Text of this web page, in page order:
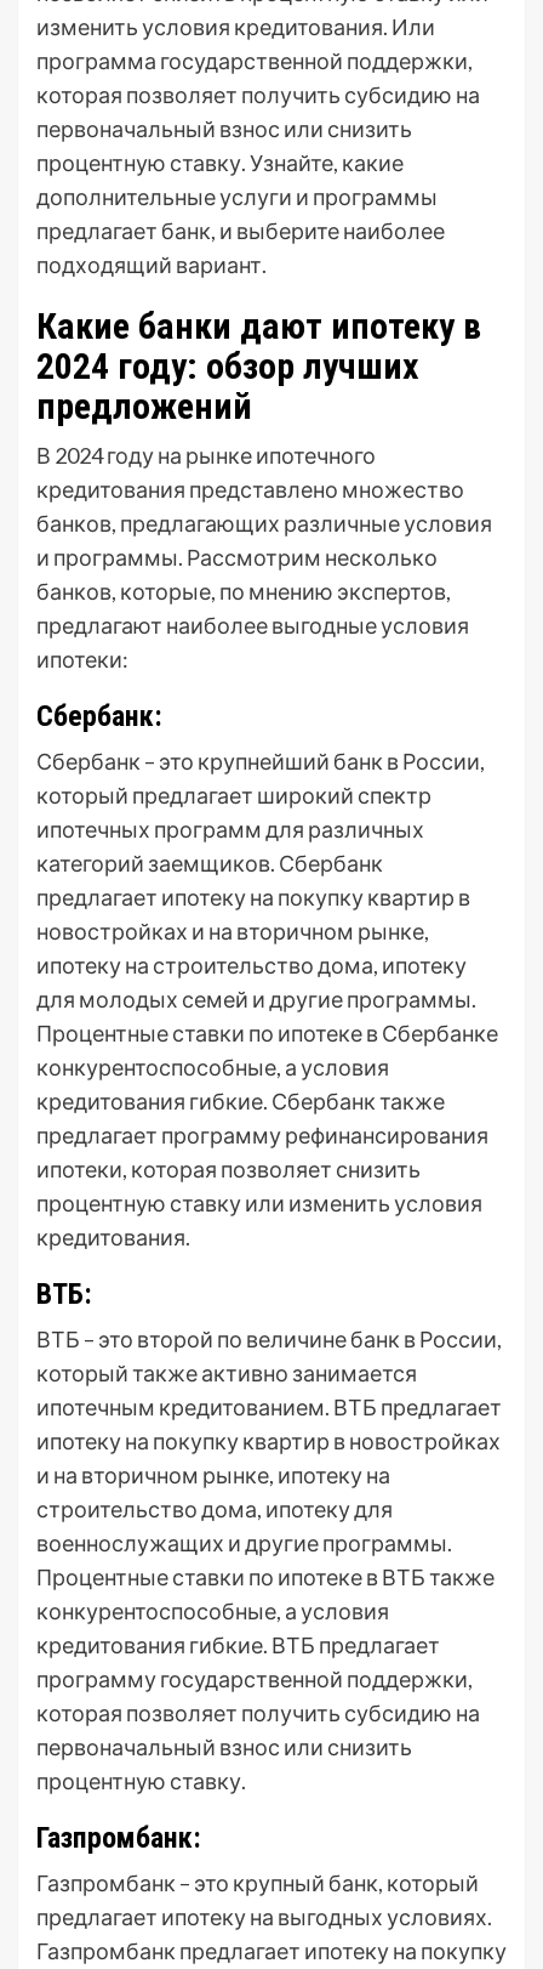
изменить условия кредитования. Или
программа государственной поддержки,
которая позволяет получить субсидию на
первоначальный взнос или снизить
процентную ставку. Узнайте, какие
дополнительные услуги и программы
предлагает банк, и выберите наиболее
подходящий вариант.
Какие банки дают ипотеку в
2024 году: обзор лучших
предложений
В 2024 году на рынке ипотечного
кредитования представлено множество
банков, предлагающих различные условия
и программы. Рассмотрим несколько
банков, которые, по мнению экспертов,
предлагают наиболее выгодные условия
ипотеки:
Сбербанк:
Сбербанк – это крупнейший банк в России,
который предлагает широкий спектр
ипотечных программ для различных
категорий заемщиков. Сбербанк
предлагает ипотеку на покупку квартир в
новостройках и на вторичном рынке,
ипотеку на строительство дома, ипотеку
для молодых семей и другие программы.
Процентные ставки по ипотеке в Сбербанке
конкурентоспособные, а условия
кредитования гибкие. Сбербанк также
предлагает программу рефинансирования
ипотеки, которая позволяет снизить
процентную ставку или изменить условия
кредитования.
ВТБ:
ВТБ – это второй по величине банк в России,
который также активно занимается
ипотечным кредитованием. ВТБ предлагает
ипотеку на покупку квартир в новостройках
и на вторичном рынке, ипотеку на
строительство дома, ипотеку для
военнослужащих и другие программы.
Процентные ставки по ипотеке в ВТБ также
конкурентоспособные, а условия
кредитования гибкие. ВТБ предлагает
программу государственной поддержки,
которая позволяет получить субсидию на
первоначальный взнос или снизить
процентную ставку.
Газпромбанк:
Газпромбанк – это крупный банк, который
предлагает ипотеку на выгодных условиях.
Газпромбанк предлагает ипотеку на покупку